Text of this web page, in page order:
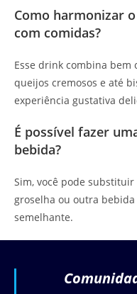
Como harmonizar
com comidas?
Esse drink combina bem
queijos cremosos e até
experiência gustativa
É possível fazer
bebida?
Sim, você pode
groselha ou outra
semelhante.